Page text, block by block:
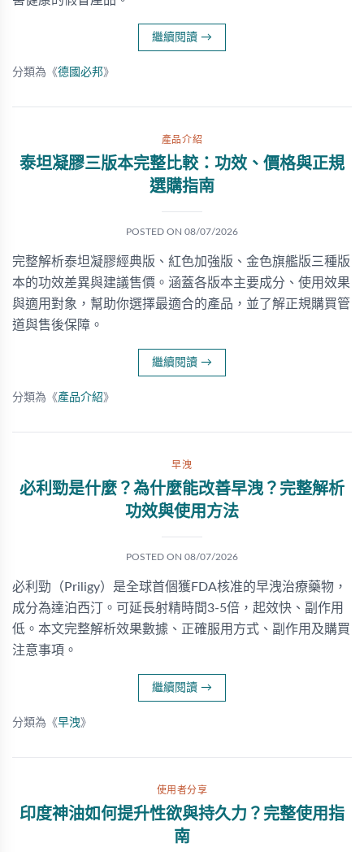
繼續閱讀 →
分類為《德國必邦》
產品介紹
泰坦凝膠三版本完整比較：功效、價格與正規
選購指南
POSTED ON 08/07/2026
完整解析泰坦凝膠經典版、紅色加強版、金色旗艦版三種版
本的功效差異與建議售價。涵蓋各版本主要成分、使用效果
與適用對象，幫助你選擇最適合的產品，並了解正規購買管
道與售後保障。
繼續閱讀 →
分類為《產品介紹》
早洩
必利勁是什麼？為什麼能改善早洩？完整解析
功效與使用方法
POSTED ON 08/07/2026
必利勁（Priligy）是全球首個獲FDA核准的早洩治療藥物，
成分為達泊西汀。可延長射精時間3-5倍，起效快、副作用
低。本文完整解析效果數據、正確服用方式、副作用及購買
注意事項。
繼續閱讀 →
分類為《早洩》
使用者分享
印度神油如何提升性欲與持久力？完整使用指
南